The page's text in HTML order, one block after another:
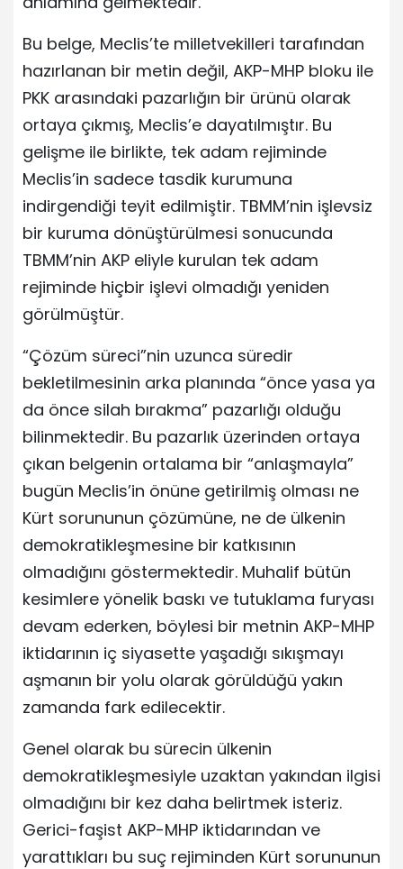
Bu belge, Meclis’te milletvekilleri tarafından
hazırlanan bir metin değil, AKP-MHP bloku ile
PKK arasındaki pazarlığın bir ürünü olarak
ortaya çıkmış, Meclis’e dayatılmıştır. Bu
gelişme ile birlikte, tek adam rejiminde
Meclis’in sadece tasdik kurumuna
indirgendiği teyit edilmiştir. TBMM’nin işlevsiz
bir kuruma dönüştürülmesi sonucunda
TBMM’nin AKP eliyle kurulan tek adam
rejiminde hiçbir işlevi olmadığı yeniden
görülmüştür.
“Çözüm süreci”nin uzunca süredir
bekletilmesinin arka planında “önce yasa ya
da önce silah bırakma” pazarlığı olduğu
bilinmektedir. Bu pazarlık üzerinden ortaya
çıkan belgenin ortalama bir “anlaşmayla”
bugün Meclis’in önüne getirilmiş olması ne
Kürt sorununun çözümüne, ne de ülkenin
demokratikleşmesine bir katkısının
olmadığını göstermektedir. Muhalif bütün
kesimlere yönelik baskı ve tutuklama furyası
devam ederken, böylesi bir metnin AKP-MHP
iktidarının iç siyasette yaşadığı sıkışmayı
aşmanın bir yolu olarak görüldüğü yakın
zamanda fark edilecektir.
Genel olarak bu sürecin ülkenin
demokratikleşmesiyle uzaktan yakından ilgisi
olmadığını bir kez daha belirtmek isteriz.
Gerici-faşist AKP-MHP iktidarından ve
yarattıkları bu suç rejiminden Kürt sorununun